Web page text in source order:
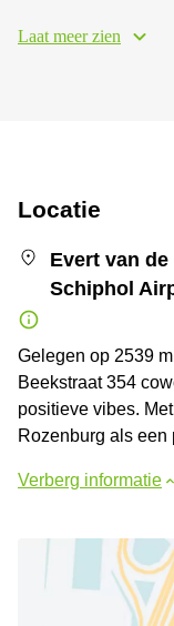
Laat meer zien
Locatie
Evert van de
Schiphol
Gelegen op 2539
Beekstraat 354
positieve vibes.
Rozenburg als een
Verberg informatie